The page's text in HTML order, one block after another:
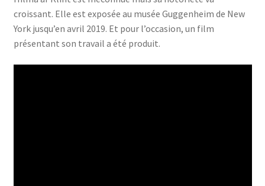
croissant. Elle est exposée au musée Guggenheim de New
York jusqu’en avril 2019. Et pour l’occasion, un film
présentant son travail a été produit.